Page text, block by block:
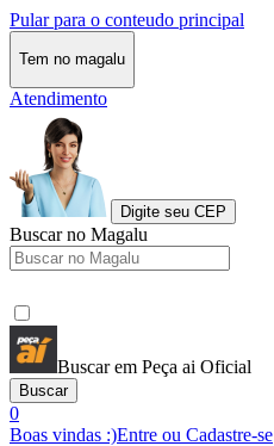
Pular para o conteudo principal
Tem no magalu
Atendimento
Digite seu CEP
Buscar no Magalu
Buscar em Peça ai Oficial
Buscar
0
Boas vindas :)Entre ou Cadastre-se